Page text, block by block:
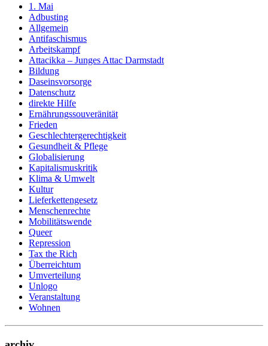
1. Mai
Adbusting
Allgemein
Antifaschismus
Arbeitskampf
Attacikka – Junges Attac Darmstadt
Bildung
Daseinsvorsorge
Datenschutz
direkte Hilfe
Ernährungssouveränität
Frieden
Geschlechtergerechtigkeit
Gesundheit & Pflege
Globalisierung
Kapitalismuskritik
Klima & Umwelt
Kultur
Lieferkettengesetz
Menschenrechte
Mobilitätswende
Queer
Repression
Tax the Rich
Überreichtum
Umverteilung
Unlogo
Veranstaltung
Wohnen